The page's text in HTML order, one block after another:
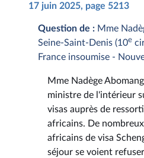
17 juin 2025, page 5213
Question de : Mme
Seine-Saint-Denis (10e
France insoumise -
Mme Nadège
ministre de l'intérieur
visas auprès de
africains. De
africains de visa
séjour se voient